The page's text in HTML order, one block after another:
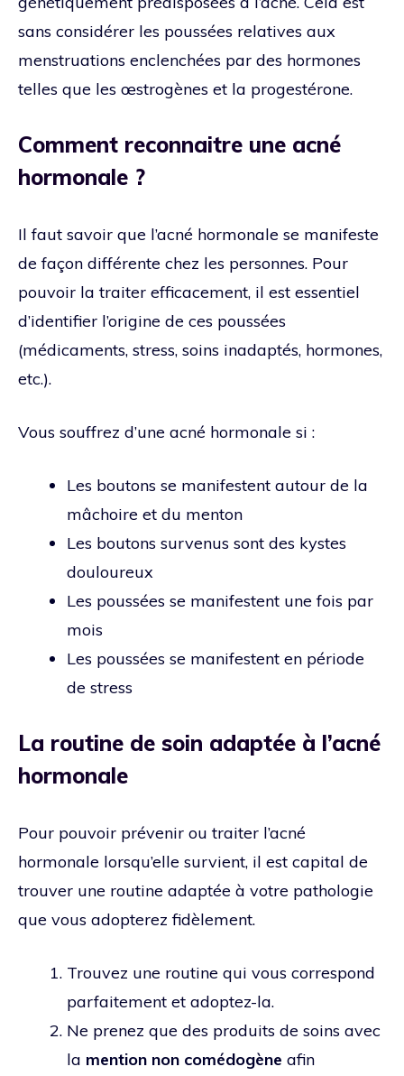
sans considérer les poussées relatives aux
menstruations enclenchées par des hormones
telles que les œstrogènes et la progestérone.
Comment reconnaitre une acné
hormonale ?
Il faut savoir que l’acné hormonale se manifeste
de façon différente chez les personnes. Pour
pouvoir la traiter efficacement, il est essentiel
d’identifier l’origine de ces poussées
(médicaments, stress, soins inadaptés, hormones,
etc.).
Vous souffrez d’une acné hormonale si :
Les boutons se manifestent autour de la
mâchoire et du menton
Les boutons survenus sont des kystes
douloureux
Les poussées se manifestent une fois par
mois
Les poussées se manifestent en période
de stress
La routine de soin adaptée à l’acné
hormonale
Pour pouvoir prévenir ou traiter l’acné
hormonale lorsqu’elle survient, il est capital de
trouver une routine adaptée à votre pathologie
que vous adopterez fidèlement.
Trouvez une routine qui vous correspond
parfaitement et adoptez-la.
Ne prenez que des produits de soins avec
la mention non comédogène afin